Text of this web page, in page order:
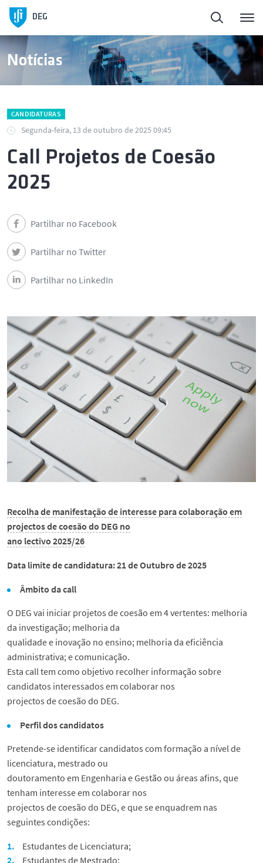
DEG
Notícias
CANDIDATURAS
Segunda-feira, 13 de outubro de 2025 09:45
Call Projetos de Coesão
2025
Partilhar no Facebook
Partilhar no Twitter
Partilhar no LinkedIn
Recolha de manifestação de interesse para colaboração em
projectos de coesão do DEG no
ano lectivo 2025/26
Data limite de candidatura: 21 de Outubro de 2025
Âmbito da call
O DEG vai iniciar projetos de coesão em 4 vertentes: melhoria
da investigação; melhoria da
qualidade e inovação no ensino; melhoria da eficiência
administrativa; e comunicação.
Esta call tem como objetivo recolher informação sobre
candidatos interessados em colaborar nos
projectos de coesão do DEG.
Perfil dos candidatos
Pretende-se identificar candidatos com formação a nível de
licenciatura, mestrado ou
doutoramento em Engenharia e Gestão ou áreas afins, que
tenham interesse em colaborar nos
projectos de coesão do DEG, e que se enquadrem nas
seguintes condições:
Estudantes de Licenciatura;
Estudantes de Mestrado;